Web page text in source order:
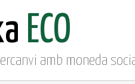
ECO
amb moneda